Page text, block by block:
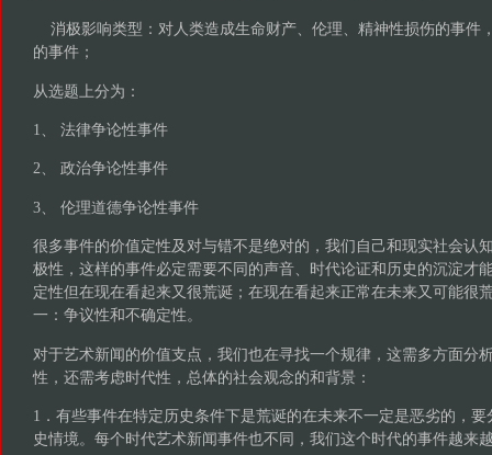
消极影响类型：对人类造成生命财产、伦理、精神性损伤的事件
的事件；
从选题上分为：
1、 法律争论性事件
2、 政治争论性事件
3、 伦理道德争论性事件
很多事件的价值定性及对与错不是绝对的，我们自己和现实社会认
极性，这样的事件必定需要不同的声音、时代论证和历史的沉淀才
定性但在现在看起来又很荒诞；在现在看起来正常在未来又可能很
一：争议性和不确定性。
对于艺术新闻的价值支点，我们也在寻找一个规律，这需多方面分
性，还需考虑时代性，总体的社会观念的和背景：
1．有些事件在特定历史条件下是荒诞的在未来不一定是恶劣的，
史情境。每个时代艺术新闻事件也不同，我们这个时代的事件越来